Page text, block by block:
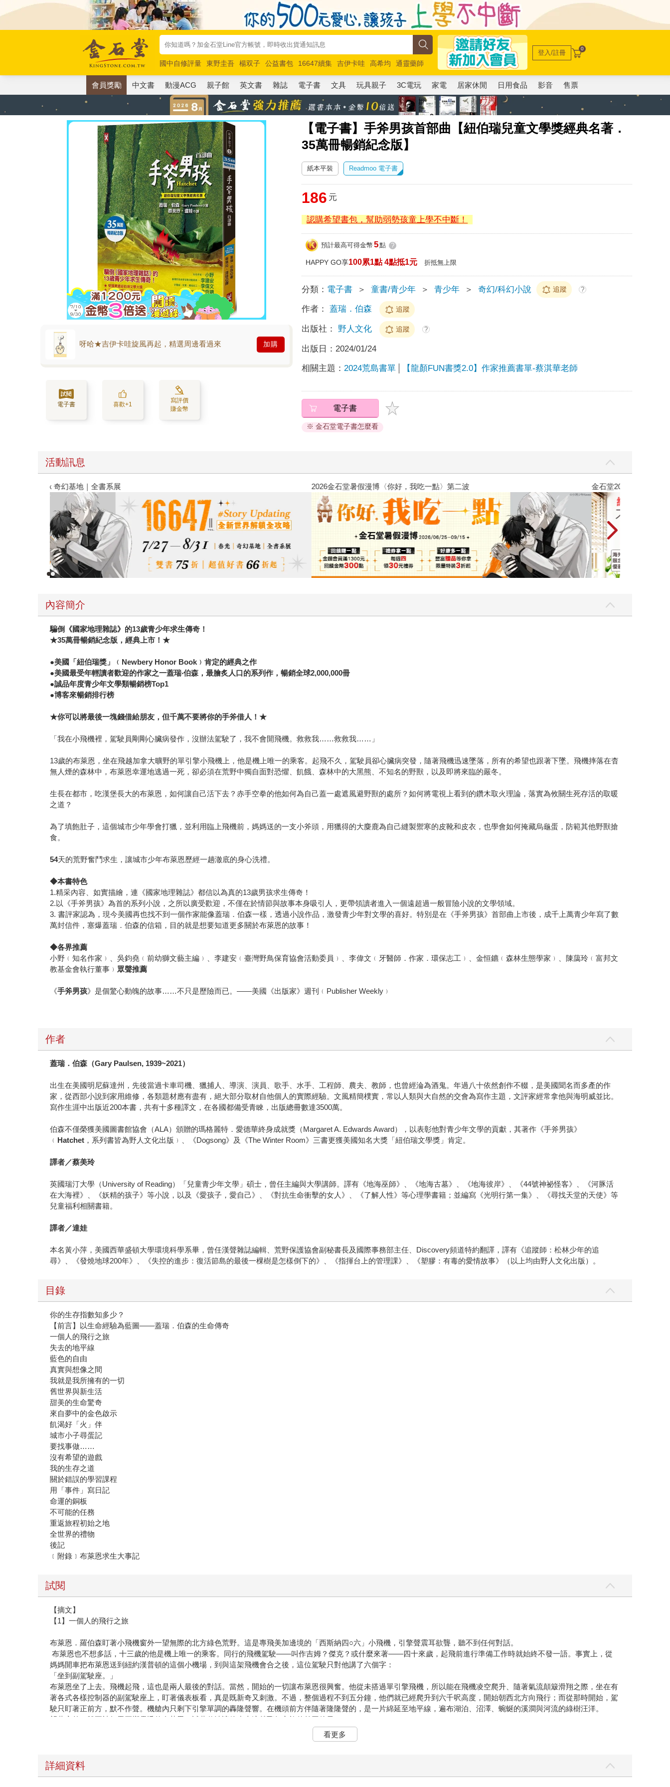
國中自修評量 東野圭吾 楊双子 公益書包 16647續集 吉伊卡哇 高希均
通靈藥師
唯紅花綻放
奧德賽 路邊攤新作 馬斯克 玩具總動員5 超慢跑
登入/註冊 0
會員獎勵 中文書 動漫ACG 親子館 英文書 雜誌 電子書 文具 玩具親子 3C電玩 家電 居家休閒 日用食品 影音 售票
【電子書】手斧男孩首部曲【紐伯瑞兒童文學獎經典名著．
35萬冊暢銷紀念版】
呀哈★吉伊卡哇旋風再起，精選周邊看過來 加購
電子書 喜歡+1
寫評價
賺金幣
紙本平裝 Readmoo 電子書
186 元
認購希望書包，幫助弱勢孩童上學不中斷！
預計最高可得金幣 5點 ?
HAPPY GO享100累1點 4點抵1元 折抵無上限
分類： 電子書 ＞ 童書/青少年 ＞ 青少年 ＞ 奇幻/科幻小說 追蹤 ?
作者： 蓋瑞．伯森 追蹤
出版社： 野人文化 追蹤 ?
出版日： 2024/01/24
相關主題： 2024荒島書單 【龍顏FUN書獎2.0】作家推薦書單-蔡淇華老師
電子書
※ 金石堂電子書怎麼看
活動訊息
春光ｘ奇幻基地｜全書系展 2026金石堂暑假漫博〈你好，我吃一點〉第二波 金石堂2026海
內容簡介
騙倒《國家地理雜誌》的13歲青少年求生傳奇！
★35萬冊暢銷紀念版，經典上市！★
●美國「紐伯瑞獎」﹙Newbery Honor Book﹚肯定的經典之作
●美國最受年輕讀者歡迎的作家之一蓋瑞‧伯森，最膾炙人口的系列作，暢銷全球2,000,000冊
●誠品年度青少年文學類暢銷榜Top1
●博客來暢銷排行榜
★你可以將最後一塊錢借給朋友，但千萬不要將你的手斧借人！★
「我在小飛機裡，駕駛員剛剛心臟病發作，沒辦法駕駛了，我不會開飛機。救救我……救救我……」
13歲的布萊恩，坐在飛越加拿大曠野的單引擎小飛機上，他是機上唯一的乘客。起飛不久，駕駛員卻心臟病突發，隨著飛機迅速墜落，所有的希望也跟著下墜。飛機摔落在杳
無人煙的森林中，布萊恩幸運地逃過一死，卻必須在荒野中獨自面對恐懼、飢餓、森林中的大黑熊、不知名的野獸，以及即將來臨的嚴冬。
生長在都市，吃漢堡長大的布萊恩，如何讓自己活下去？赤手空拳的他如何為自己蓋一處遮風避野獸的處所？如何將電視上看到的鑽木取火理論，落實為攸關生死存活的取暖
之道？
為了填飽肚子，這個城市少年學會打獵，並利用臨上飛機前，媽媽送的一支小斧頭，用獵得的大麋鹿為自己縫製禦寒的皮靴和皮衣，也學會如何掩藏烏龜蛋，防範其他野獸搶
食。
54天的荒野奮鬥求生，讓城市少年布萊恩歷經一趟澈底的身心洗禮。
◆本書特色
1.精采內容、如實描繪，連《國家地理雜誌》都信以為真的13歲男孩求生傳奇！
2.以《手斧男孩》為首的系列小說，之所以廣受歡迎，不僅在於情節與故事本身吸引人，更帶領讀者進入一個遠超過一般冒險小說的文學領域。
3. 書評家認為，現今美國再也找不到一個作家能像蓋瑞．伯森一樣，透過小說作品，激發青少年對文學的喜好。特別是在《手斧男孩》首部曲上市後，成千上萬青少年寫了數
萬封信件，塞爆蓋瑞．伯森的信箱，目的就是想要知道更多關於布萊恩的故事！
◆各界推薦
小野﹙知名作家﹚、吳鈞堯﹙前幼獅文藝主編﹚、李建安﹙臺灣野鳥保育協會活動委員﹚、李偉文﹙牙醫師．作家．環保志工﹚、金恒鑣﹙森林生態學家﹚、陳藹玲﹙富邦文
教基金會執行董事﹚ 眾聲推薦
《手斧男孩》是個驚心動魄的故事……不只是歷險而已。——美國《出版家》週刊﹙Publisher Weekly﹚
作者
蓋瑞．伯森（Gary Paulsen, 1939~2021）
出生在美國明尼蘇達州，先後當過卡車司機、獵捕人、導演、演員、歌手、水手、工程師、農夫、教師，也曾經淪為酒鬼。年過八十依然創作不輟，是美國聞名而多產的作
家，從西部小說到家用維修，各類題材應有盡有，絕大部分取材自他個人的實際經驗。文風精簡樸實，常以人類與大自然的交會為寫作主題，文評家經常拿他與海明威並比。
寫作生涯中出版近200本書，共有十多種譯文，在各國都備受青睞，出版總冊數達3500萬。
伯森不僅榮獲美國圖書館協會（ALA）頒贈的瑪格麗特．愛德華終身成就獎（Margaret A. Edwards Award），以表彰他對青少年文學的貢獻，其著作《手斧男孩》
﹙ Hatchet ，系列書皆為野人文化出版﹚、《Dogsong》及《The Winter Room》三書更獲美國知名大獎「紐伯瑞文學獎」肯定。
譯者／蔡美玲
英國瑞汀大學（University of Reading）「兒童青少年文學」碩士，曾任主編與大學講師。譯有《地海巫師》、《地海古墓》、《地海彼岸》、《44號神祕怪客》、《河豚活
在大海裡》、《妖精的孩子》等小說，以及《愛孩子，愛自己》、《對抗生命衝擊的女人》、《了解人性》等心理學書籍；並編寫《光明行第一集》、《尋找天堂的天使》等
兒童福利相關書籍。
譯者／達娃
本名黃小萍，美國西華盛頓大學環境科學系畢，曾任漢聲雜誌編輯、荒野保護協會副秘書長及國際事務部主任、Discovery頻道特約翻譯，譯有《追蹤師：松林少年的追
尋》、《發燒地球200年》、《失控的進步：復活節島的最後一棵樹是怎樣倒下的》、《指揮台上的管理課》、《塑膠：有毒的愛情故事》（以上均由野人文化出版）。
目錄
你的生存指數知多少？
【前言】以生命經驗為藍圖——蓋瑞．伯森的生命傳奇
一個人的飛行之旅
失去的地平線
藍色的自由
真實與想像之間
我就是我所擁有的一切
舊世界與新生活
甜美的生命驚奇
來自夢中的金色啟示
飢渴好「火」伴
城市小子尋蛋記
要找事做……
沒有希望的遊戲
我的生存之道
關於錯誤的學習課程
用「事件」寫日記
命運的銅板
不可能的任務
重返旅程初始之地
全世界的禮物
後記
﹝附錄﹞布萊恩求生大事記
試閱
【摘文】
【1】一個人的飛行之旅
布萊恩．羅伯森盯著小飛機窗外一望無際的北方綠色荒野。這是專飛美加邊境的「西斯納四○六」小飛機，引擎聲震耳欲聾，聽不到任何對話。
布萊恩也不想多話，十三歲的他是機上唯一的乘客。同行的飛機駕駛——叫作吉姆？傑克？或什麼來著——四十來歲，起飛前進行準備工作時就始終不發一語。事實上，從
媽媽開車把布萊恩送到紐約漢普頓的這個小機場，到與這架飛機會合之後，這位駕駛只對他講了六個字：
「坐到副駕駛座。」
布萊恩坐了上去。飛機起飛，這也是兩人最後的對話。當然，開始的一切讓布萊恩很興奮。他從未搭過單引擎飛機，所以能在飛機凌空爬升、隨著氣流顛簸滑翔之際，坐在有
著各式各樣控制器的副駕駛座上，盯著儀表板看，真是既新奇又刺激。不過，整個過程不到五分鐘，他們就已經爬升到六千呎高度，開始朝西北方向飛行；而從那時開始，駕
駛只盯著正前方，默不作聲。機艙內只剩下引擎單調的轟隆聲響。在機頭前方伴隨著隆隆聲的，是一片綿延至地平線，遍布湖泊、沼澤、蜿蜒的溪澗與河流的綠樹汪洋。
望著窗外，雙耳被如雷巨響震透的布萊恩，試著釐清讓他步上這趟飛行之旅的前因後果。
對他來說，「離婚」真是個醜陋的字眼；意味著爭吵、嘶吼和律師，一個讓人心碎、醜惡的字眼。他想著，天啊，他多麼痛恨那些臉上掛著悠哉笑容的律師，他們用法律術語
看更多
詳細資料